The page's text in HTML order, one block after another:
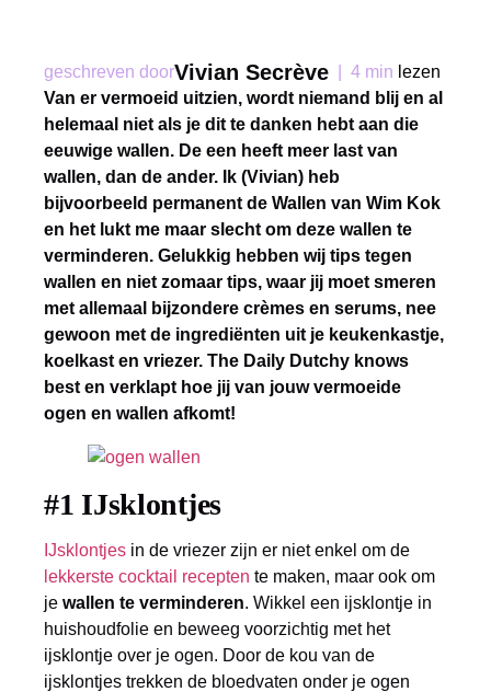
geschreven doorVivian Secrève 4 min lezen
Van er vermoeid uitzien, wordt niemand blij en al
helemaal niet als je dit te danken hebt aan die
eeuwige wallen. De een heeft meer last van
wallen, dan de ander. Ik (Vivian) heb
bijvoorbeeld permanent de Wallen van Wim Kok
en het lukt me maar slecht om deze wallen te
verminderen. Gelukkig hebben wij tips tegen
wallen en niet zomaar tips, waar jij moet smeren
met allemaal bijzondere crèmes en serums, nee
gewoon met de ingrediënten uit je keukenkastje,
koelkast en vriezer. The Daily Dutchy knows
best en verklapt hoe jij van jouw vermoeide
ogen en wallen afkomt!
#1 IJsklontjes
IJsklontjes in de vriezer zijn er niet enkel om de
lekkerste cocktail recepten te maken, maar ook om
je wallen te verminderen. Wikkel een ijsklontje in
huishoudfolie en beweeg voorzichtig met het
ijsklontje over je ogen. Door de kou van de
ijsklontjes trekken de bloedvaten onder je ogen